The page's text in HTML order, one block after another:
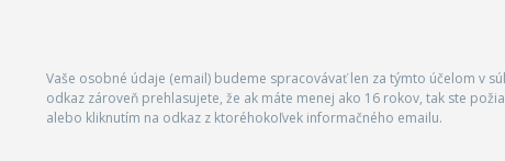
Vaše osobné údaje (email) budeme spracovávať len za týmto účelom v
odkaz zároveň prehlasujete, že ak máte menej ako 16 rokov, tak ste
alebo kliknutím na odkaz z ktoréhokoľvek informačného emailu.